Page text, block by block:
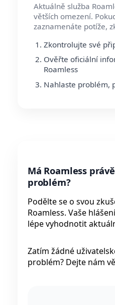
Aktuálně služba
větších omezení.
zaznamenáte potíže,
Zkontrolujte své
Ověřte oficiální
Roamless
Nahlaste problém,
Má Roamless
problém?
Podělte se o svou
Roamless. Vaše
lépe vyhodnotit
Zatím žádné
problém? Dejte nám